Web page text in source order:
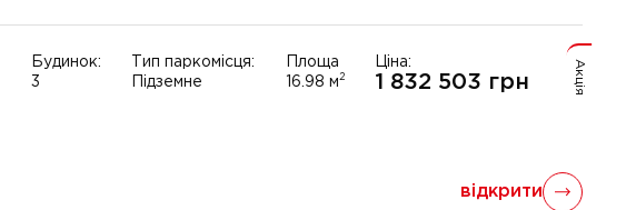
Акція
Будинок:
3
Тип паркомісця:
Підземне
Площа
16.98 м 2
Ціна:
1 832 503 грн
відкрити